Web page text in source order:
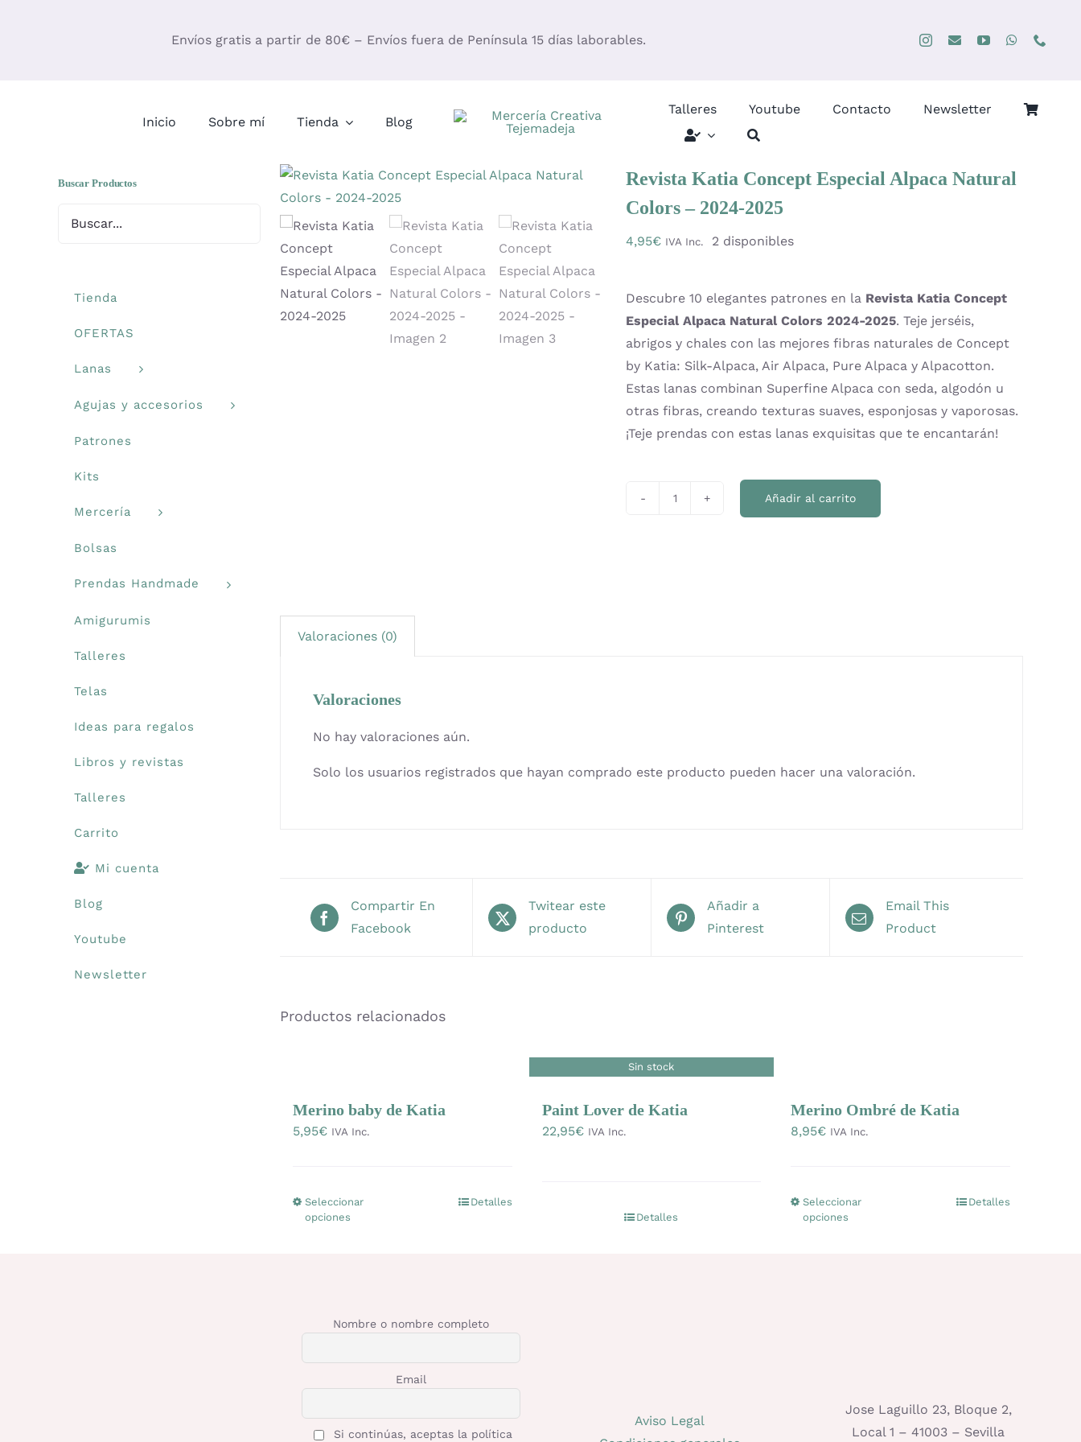
Envíos gratis a partir de 80€ – Envíos fuera de Península 15 días laborables.
Inicio Sobre mí Tienda Blog
Talleres Youtube Contacto Newsletter
Revista Katia Concept Especial Alpaca Natural
Colors – 2024-2025
4,95€ IVA Inc. 2 disponibles
Descubre 10 elegantes patrones en la Revista Katia Concept
Especial Alpaca Natural Colors 2024-2025. Teje jerséis,
abrigos y chales con las mejores fibras naturales de Concept
by Katia: Silk-Alpaca, Air Alpaca, Pure Alpaca y Alpacotton.
Estas lanas combinan Superfine Alpaca con seda, algodón u
otras fibras, creando texturas suaves, esponjosas y vaporosas.
¡Teje prendas con estas lanas exquisitas que te encantarán!
Añadir al carrito
Valoraciones (0)
Valoraciones
No hay valoraciones aún.
Solo los usuarios registrados que hayan comprado este producto pueden hacer una valoración.
Compartir En
Facebook
Twitear este
producto
Añadir a
Pinterest
Email This
Product
Productos relacionados
Merino baby de Katia
5,95€ IVA Inc.
Seleccionar
opciones
Las
se
pueden
en
Detalles
Sin stock
Paint Lover de Katia
22,95€ IVA Inc.
Detalles
Merino Ombré de Katia
8,95€ IVA Inc.
Seleccionar
opciones
elegir
en
Detalles
Buscar Productos
Tienda
OFERTAS
Lanas
Agujas y accesorios
Patrones
Kits
Mercería
Bolsas
Prendas Handmade
Amigurumis
Talleres
Telas
Ideas para regalos
Libros y revistas
Talleres
Carrito
Mi cuenta
Blog
Youtube
Newsletter
Nombre o nombre completo
Email
Si continúas, aceptas la política
Aviso Legal
Jose Laguillo 23, Bloque 2,
Local 1 – 41003 – Sevilla